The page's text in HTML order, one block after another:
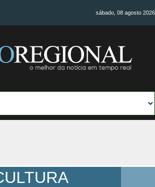
sábado, 08 agosto 2026